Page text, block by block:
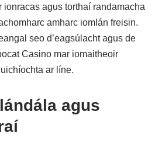
ionracas agus torthaí randamacha
amharc iomlán freisin.
seo d’eagsúlacht agus de
Casino mar iomaitheoir
ar líne.
agus